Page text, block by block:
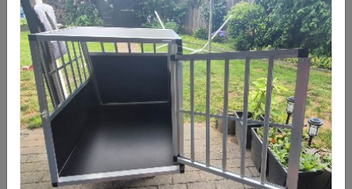
Meer koopwaarin rubriek Dieren en
toebehoren